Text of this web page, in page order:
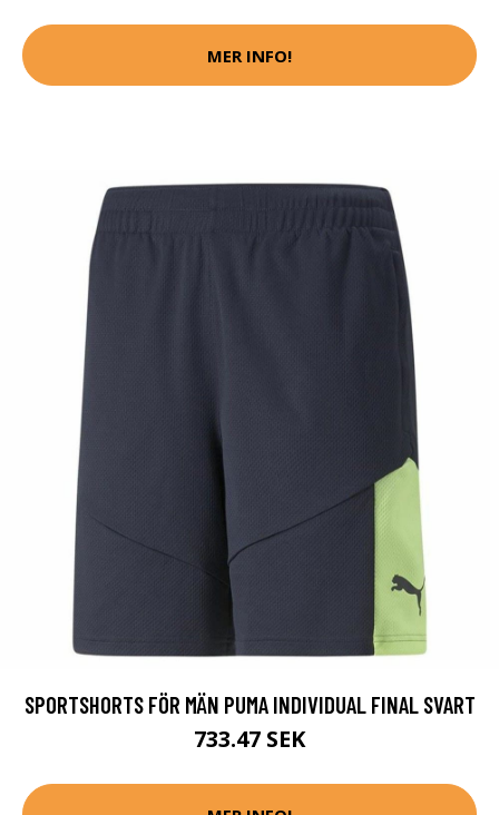
MER INFO!
SPORTSHORTS FÖR MÄN PUMA INDIVIDUAL FINAL SVART
733.47 SEK